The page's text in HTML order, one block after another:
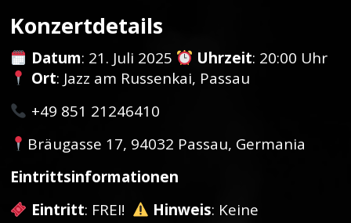
Konzertdetails
Datum: 21. Juli 2025 Uhrzeit: 20:00 Uhr
Ort: Jazz am Russenkai, Passau
+49 851 21246410
Bräugasse 17, 94032 Passau, Germania
Eintrittsinformationen
Eintritt: FREI! Hinweis: Keine